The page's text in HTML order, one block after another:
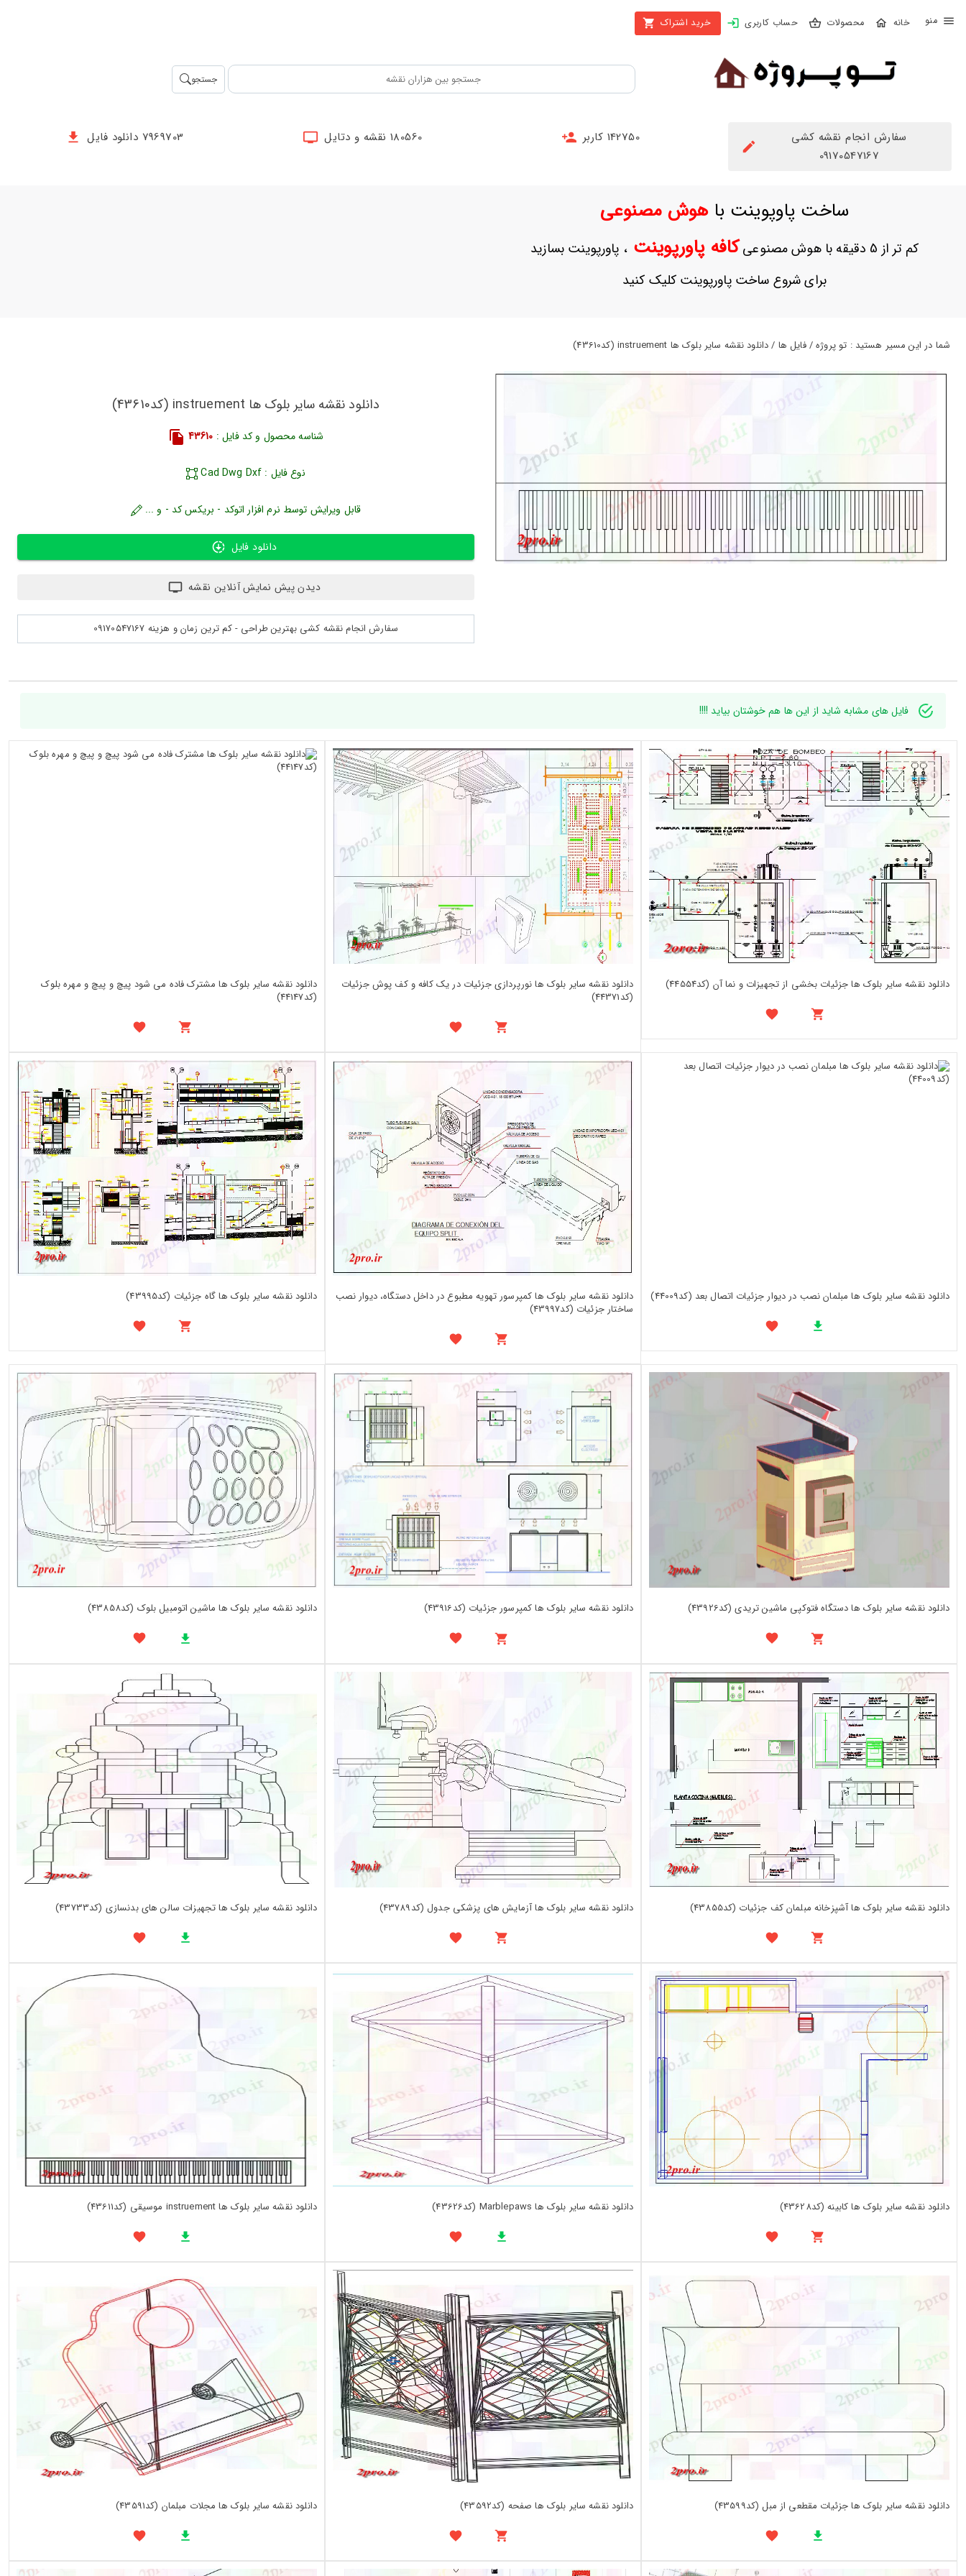
محصولات حساب کاربری خرید اشتراک
بستن
محصولات
حساب
کاربری
نام
بازیابی
ها
جستجو
سفارش انجام نقشه کشی
09170547167
142750 کاربر 180560 نقشه و دتایل 7969703 دانلود فایل
ساخت پاوپوینت باهوش مصنوعی
کم تر از 5 دقیقه با هوش مصنوعی کافه پاورپوینت، پاورپوینت بسازید
برای شروع ساخت پاورپوینت کلیک کنید
شما در این مسیر هستید : تو پروژه / فایل ها / دانلود نقشه سایر بلوک ها instruement (کد43610)
دانلود نقشه سایر بلوک ها instruement (کد43610)
شناسه محصول و کد فایل : 43610
نوع فایل : Cad Dwg Dxf
قابل ویرایش توسط نرم افزار اتوکد - بریکس کد - و ...
دانلود فایل
دیدن پیش نمایش آنلاین نقشه
سفارش انجام نقشه کشی بهترین طراحی - کم ترین زمان و هزینه 09170547167
فایل های مشابه شاید از این ها هم خوشتان بیاید !!!!
دانلود نقشه سایر بلوک ها جزئیات بخشی از تجهیزات و نما آن (کد44554)
دانلود نقشه سایر بلوک ها نورپردازی جزئیات در یک کافه و کف پوش جزئیات
(کد44371)
دانلود نقشه سایر بلوک ها مشترک فاده می شود پیچ ​​و پیچ و مهره بلوک
(کد44147)
دانلود نقشه سایر بلوک ها مبلمان نصب در دیوار جزئیات اتصال بعد (کد44009)
دانلود نقشه سایر بلوک ها کمپرسور تهویه مطبوع در داخل دستگاه، دیوار نصب
ساختار جزئیات (کد43997)
دانلود نقشه سایر بلوک ها گاه جزئیات (کد43995)
دانلود نقشه سایر بلوک ها دستگاه فتوکپی ماشین تریدی (کد43926) دانلود نقشه سایر بلوک ها کمپرسور جزئیات (کد43916) دانلود نقشه سایر بلوک ها ماشین اتومبیل بلوک (کد43858)
دانلود نقشه سایر بلوک ها آشپزخانه مبلمان کف جزئیات (کد43855) دانلود نقشه سایر بلوک ها آزمایش های پزشکی جدول (کد43789) دانلود نقشه سایر بلوک ها تجهیزات سالن های بدنسازی (کد43733)
دانلود نقشه سایر بلوک ها کابینه (کد43628) دانلود نقشه سایر بلوک ها Marblepaws (کد43626) دانلود نقشه سایر بلوک ها instruement موسیقی (کد43611)
دانلود نقشه سایر بلوک ها جزئیات مقطعی از مبل (کد43599) دانلود نقشه سایر بلوک ها صفحه (کد43592) دانلود نقشه سایر بلوک ها مجلات مبلمان (کد43591)